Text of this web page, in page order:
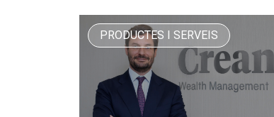
PRODUCTES I SERVEIS